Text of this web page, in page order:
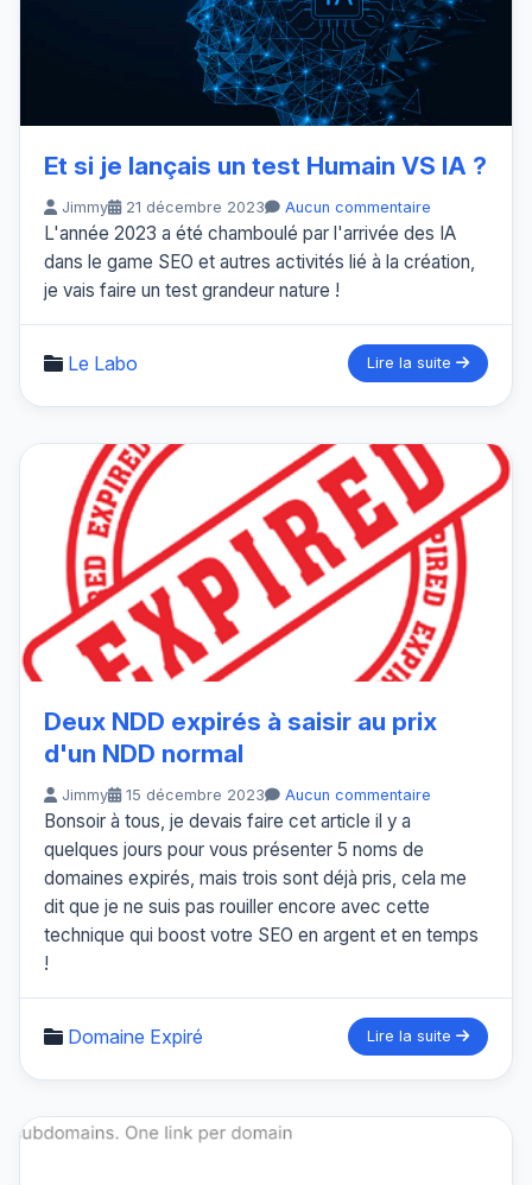
Et si je lançais un test Humain VS IA ?
Jimmy 21 décembre 2023 Aucun commentaire
L'année 2023 a été chamboulé par l'arrivée des IA
dans le game SEO et autres activités lié à la création,
je vais faire un test grandeur nature !
Le Labo Lire la suite
Deux NDD expirés à saisir au prix
d'un NDD normal
Jimmy 15 décembre 2023 Aucun commentaire
Bonsoir à tous, je devais faire cet article il y a
quelques jours pour vous présenter 5 noms de
domaines expirés, mais trois sont déjà pris, cela me
dit que je ne suis pas rouiller encore avec cette
technique qui boost votre SEO en argent et en temps
!
Domaine Expiré Lire la suite